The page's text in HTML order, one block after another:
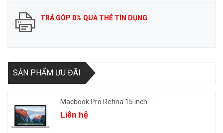
TRẢ GÓP 0% QUA THẺ TÍN DỤNG
SẢN PHẨM ƯU ĐÃI
Macbook Pro Retina 15 inch ...
Liên hệ